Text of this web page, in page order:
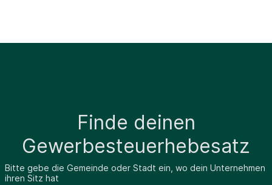
Finde deinen
Gewerbesteuerhebesatz
Bitte gebe die Gemeinde oder Stadt ein, wo dein Unternehmen
ihren Sitz hat